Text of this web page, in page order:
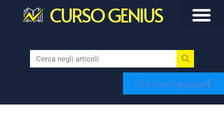
CURSO GENIUS
Entra nel gruppo